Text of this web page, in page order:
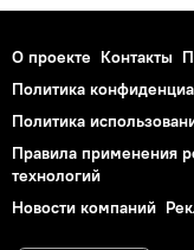
О проекте Контакты
Политика
Политика
Правила применения
технологий
Новости компаний